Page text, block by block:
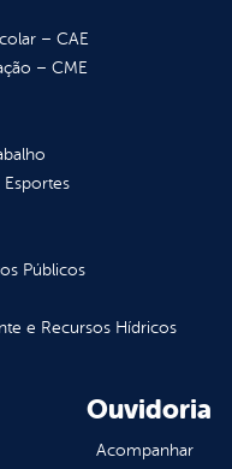
– CAE
– CME
Esportes
Públicos
e Recursos Hídricos
Ouvidoria
Acompanhar